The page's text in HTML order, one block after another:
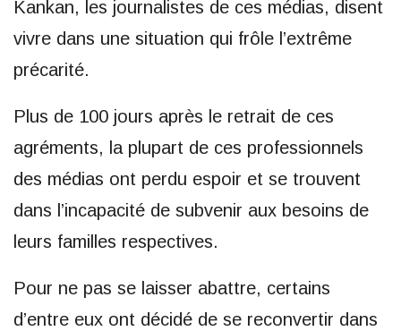
Kankan, les journalistes de ces médias, disent
vivre dans une situation qui frôle l’extrême
précarité.
Plus de 100 jours après le retrait de ces
agréments, la plupart de ces professionnels
des médias ont perdu espoir et se trouvent
dans l’incapacité de subvenir aux besoins de
leurs familles respectives.
Pour ne pas se laisser abattre, certains
d’entre eux ont décidé de se reconvertir dans